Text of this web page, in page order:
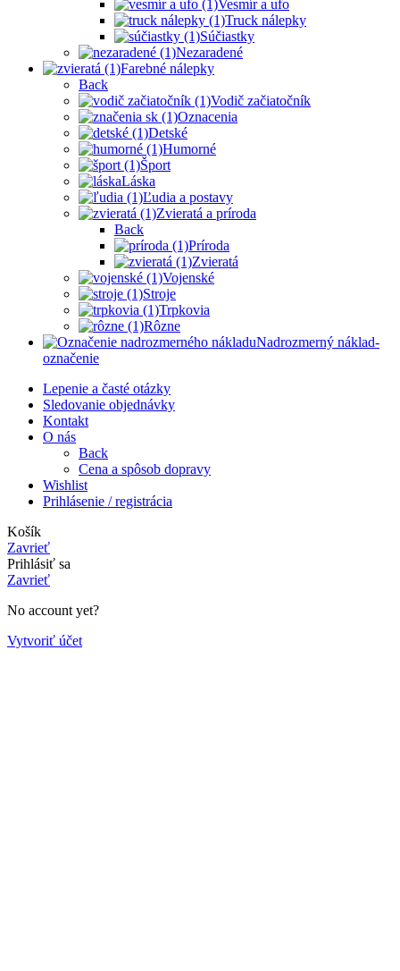
Vesmír a ufo
Truck nálepky
Súčiastky
Nezaradené
Farebné nálepky
Back
Vodič začiatočník
Oznacenia
Detské
Humorné
Šport
Láska
Ľudia a postavy
Zvieratá a príroda
Back
Príroda
Zvieratá
Vojenské
Stroje
Trpkovia
Rôzne
Nadrozmerný náklad-
označenie
Lepenie a časté otázky
Sledovanie objednávky
Kontakt
O nás
Back
Cena a spôsob dopravy
Wishlist
Prihlásenie / registrácia
Košík
Zavrieť
Prihlásiť sa
Zavrieť
No account yet?
Vytvoriť účet